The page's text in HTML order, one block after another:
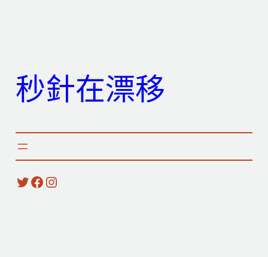
秒針在漂移
X Facebook Instagram